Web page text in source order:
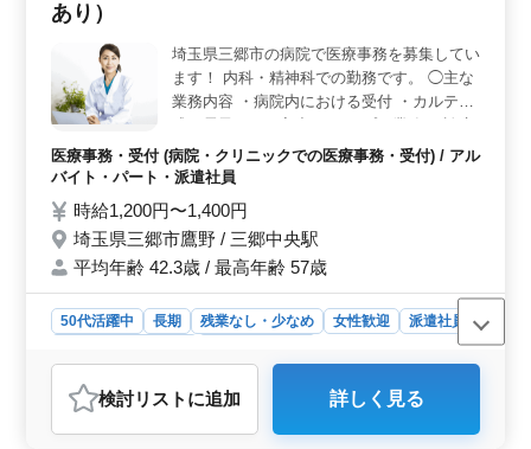
トの時間も大切にできます。残業も月10時間程度と少な
や年末年始の休暇も取得でき、長期的な休暇もしっかり
確保されています。 ＜通勤の利便性と福利厚生＞
マイカー通勤が可能で、通勤手当が全額支給されるた
め、通勤の負担が軽減されます。さらに、福利厚生が完
備されており、賞与も年2回支給されるなど、長期的に安
心して働ける環境が整っています。
あり）
埼玉県三郷市の病院で医療事務を募集してい
ます！ 内科・精神科での勤務です。 ◯主な
業務内容 ・病院内における受付 ・カルテ作
補助業務 ・書類作成 など ＊年次有給休暇は
法定通り付与します。 ＊雇用条件により該
設のため昼食あり。（自己負担：200円／１
食） ＊医療事務を資格取得を目指す方、資
格のない方も歓迎！ ＊職員専用無料駐車場
あり アットホームで、福利厚生が充実して
いる企業です！ 今まで培ってきたスキルを
発揮して頂ける方、ぜひご応募ください！
医療事務・受付 (病院・クリニックでの医療事務・受付) / アル
バイト・パート・派遣社員
時給1,200円〜1,400円
埼玉県三郷市鷹野 / 三郷中央駅
平均年齢 42.3歳 / 最高年齢 57歳
50代活躍中 長期 残業なし・少なめ 女性歓迎
派遣社員
おすすめポイント
＜柔軟な勤務形態＞ 週3〜5日のシフト制で、希望に応
じて勤務日を調整可能です。残業がほとんどなく、ワー
検討リスト に追加 詳しく見る